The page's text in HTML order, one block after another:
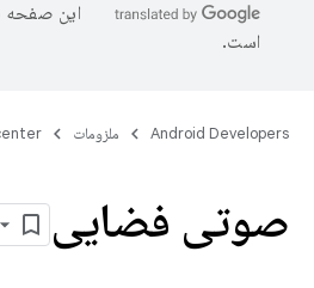
این صفحه
است.
Android Developers ملزومات
صوتی فضایی